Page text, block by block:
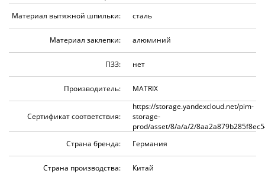
Материал вытяжной шпильки: сталь
Материал заклепки: алюминий
ПЗЗ: нет
Производитель: MATRIX
Сертификат соответствия:
https://storage.yandexcloud.net/pim-
storage-
prod/asset/8/a/a/2/
Страна бренда:
Германия
Страна производства: Китай